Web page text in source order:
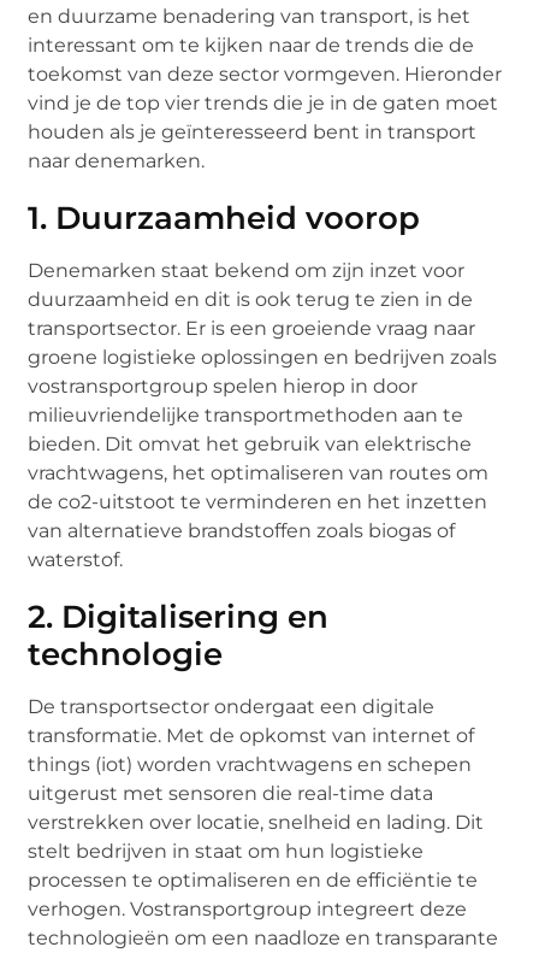
en duurzame benadering van transport, is het
interessant om te kijken naar de trends die de
toekomst van deze sector vormgeven. Hieronder
vind je de top vier trends die je in de gaten moet
houden als je geïnteresseerd bent in transport
naar denemarken.
1. Duurzaamheid voorop
Denemarken staat bekend om zijn inzet voor
duurzaamheid en dit is ook terug te zien in de
transportsector. Er is een groeiende vraag naar
groene logistieke oplossingen en bedrijven zoals
vostransportgroup spelen hierop in door
milieuvriendelijke transportmethoden aan te
bieden. Dit omvat het gebruik van elektrische
vrachtwagens, het optimaliseren van routes om
de co2-uitstoot te verminderen en het inzetten
van alternatieve brandstoffen zoals biogas of
waterstof.
2. Digitalisering en
technologie
De transportsector ondergaat een digitale
transformatie. Met de opkomst van internet of
things (iot) worden vrachtwagens en schepen
uitgerust met sensoren die real-time data
verstrekken over locatie, snelheid en lading. Dit
stelt bedrijven in staat om hun logistieke
processen te optimaliseren en de efficiëntie te
verhogen. Vostransportgroup integreert deze
technologieën om een naadloze en transparante